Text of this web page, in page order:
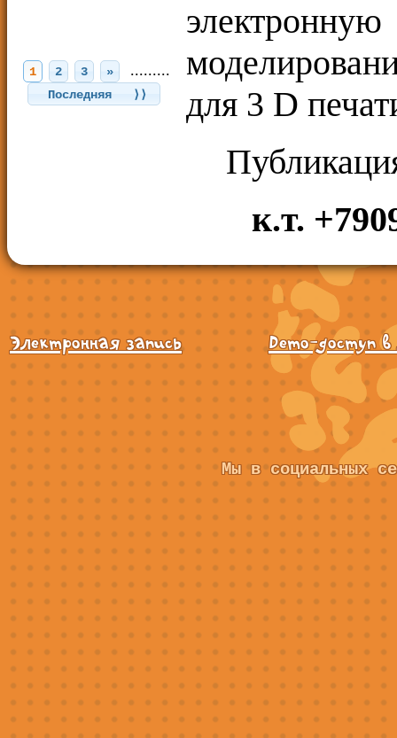
1 2 3 » .........
Последняя ⟩⟩
для 3 D
к.т.
Электронная запись Demo-доступ
Мы в социальных